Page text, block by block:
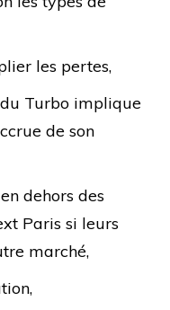
les pertes,
Turbo implique
de son
dehors des
Paris si leurs
marché,